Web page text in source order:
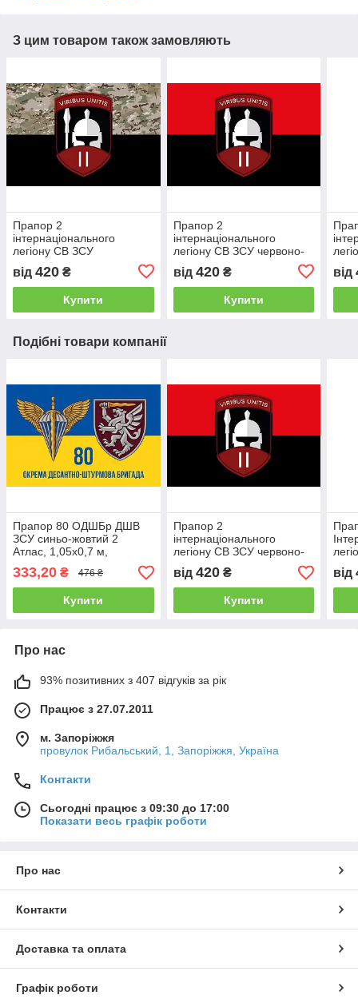
З цим товаром також замовляють
Прапор 2
інтернаціонального
легіону СВ ЗСУ
від 420 ₴
Купити
Прапор 2
інтернаціонального
легіону СВ ЗСУ червоно-
від 420₴
Купити
від
Подібні товари компанії
Прапор 80 ОДШБр ДШВ
ЗСУ синьо-жовтий 2
Атлас, 1,05х0,7 м,
Люверси (2 шт) Розпродаж
333,20 ₴ 476 ₴
Купити
Прапор 2
інтернаціонального
легіону СВ ЗСУ червоно-
чорний
від 420₴
Купити
від
Про нас
93% позитивних з 407 відгуків за рік
Працює з 27.07.2011
м. Запоріжжя
провулок Рибальський, 1, Запоріжжя, Україна
Контакти
Сьогодні працює з 09:30 до 17:00
Показати весь графік роботи
Про нас
Контакти
Доставка та оплата
Графік роботи